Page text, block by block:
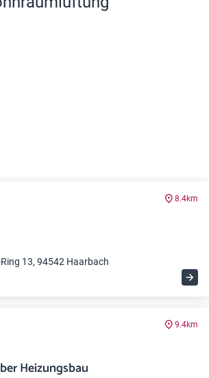
8.4km
13, 94542 Haarbach
9.4km
Heizungsbau